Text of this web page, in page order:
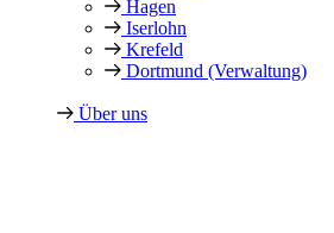
Hagen
Iserlohn
Krefeld
Dortmund (Verwaltung)
Über uns